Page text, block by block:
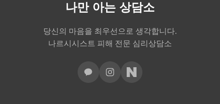
나만 아는 상담소
당신의 마음을 최우선으로 생각합니다.
나르시시스트 피해 전문 심리상담소